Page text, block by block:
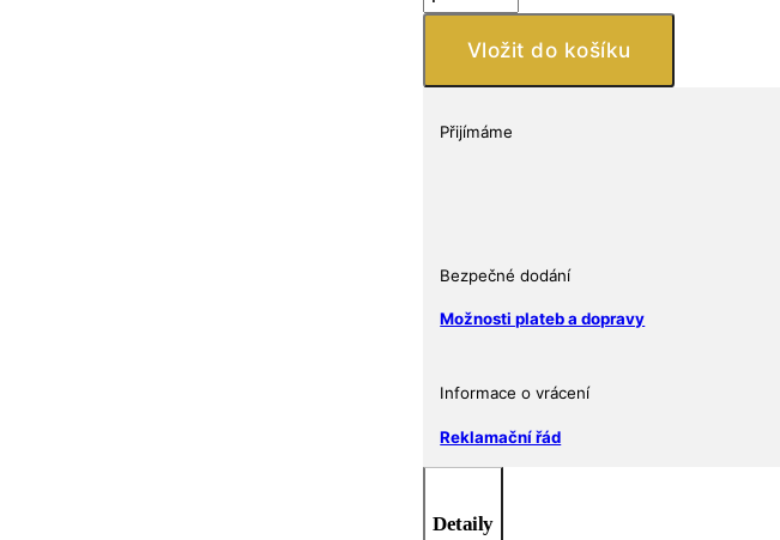
1/2
Ikonický
stříbře
Vložit do košíku
Přijímáme
Bezpečné dodání
Možnosti plateb a dopravy
Informace o vrácení
Reklamační řád
Detaily